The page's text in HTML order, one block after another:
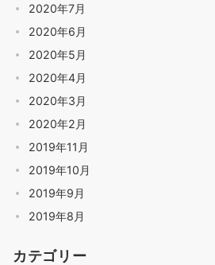
2020年7月
2020年6月
2020年5月
2020年4月
2020年3月
2020年2月
2019年11月
2019年10月
2019年9月
2019年8月
カテゴリー